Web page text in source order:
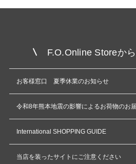
F.O.Online Storeか
お客様窓口 夏季休業のお知らせ
令和8年熊本地震の影響によるお荷物のお
International SHOPPING GUIDE
当店を装ったサイトにご注意ください